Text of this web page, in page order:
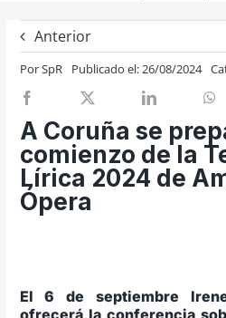
Previos de ópera
Entrevistas
Recomendación
Cosas de Beckmesser
Nosotros y privacidad
Buscar:
Anterior
PorSpR Publicado el: 26/08/2024
A Coruña se
comienzo de la
Lírica 2024 de
Ópera
El 6 de septiembre